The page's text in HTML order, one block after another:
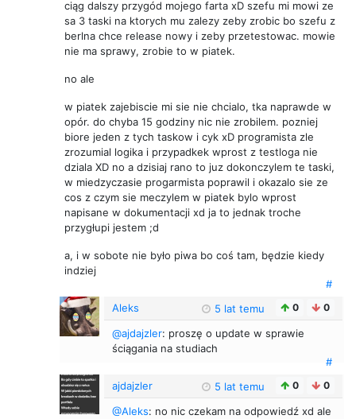
ciąg dalszy przygód mojego farta xD szefu mi mowi ze
sa 3 taski na ktorych mu zalezy zeby zrobic bo szefu z
berlna chce release nowy i zeby przetestowac. mowie
nie ma sprawy, zrobie to w piatek.
no ale
w piatek zajebiscie mi sie nie chcialo, tka naprawde w
opór. do chyba 15 godziny nic nie zrobilem. pozniej
biore jeden z tych taskow i cyk xD programista zle
zrozumial logika i przypadkek wprost z testloga nie
dziala XD no a dzisiaj rano to juz dokonczylem te taski,
w miedzyczasie progarmista poprawil i okazalo sie ze
cos z czym sie meczylem w piatek bylo wprost
napisane w dokumentacji xd ja to jednak troche
przygłupi jestem ;d
a, i w sobote nie było piwa bo coś tam, będzie kiedy
indziej
#
Aleks
5 lat temu 0 0
@ajdajzler: proszę o update w sprawie
ściągania na studiach
#
ajdajzler
5 lat temu 0 0
@Aleks: no nic czekam na odpowiedź xd ale